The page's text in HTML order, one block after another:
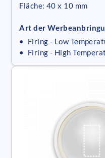
Fläche: 40 x 10 mm
Art der
• Firing - Low
• Firing - High